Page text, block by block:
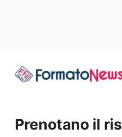
Prenotano il